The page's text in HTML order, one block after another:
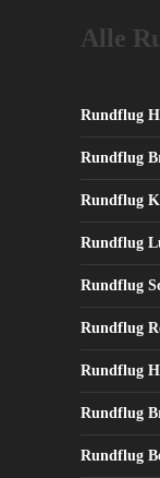
Alle
Rundflug
Rundflug
Rundflug
Rundflug
Rundflug
Rundflug
Rundflug
Rundflug
Rundflug